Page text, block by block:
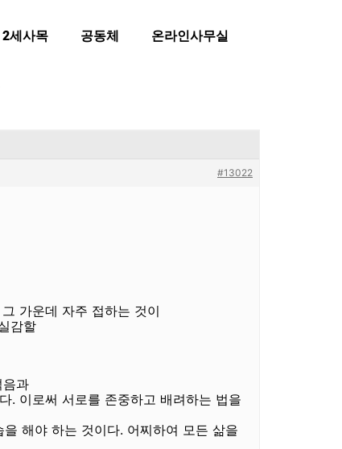
2세사목 공동체 온라인사무실
#13022
가운데 자주 접하는 것이
감할
과
. 이로써 서로를 존중하고 배려하는 법을
해야 하는 것이다. 어찌하여 모든 삶을